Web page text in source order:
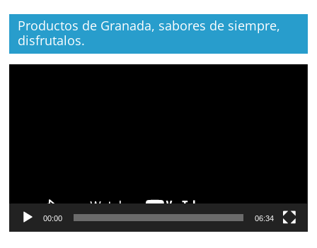
Productos de Granada, sabores de siempre,
disfrutalos.
00:00 06:34